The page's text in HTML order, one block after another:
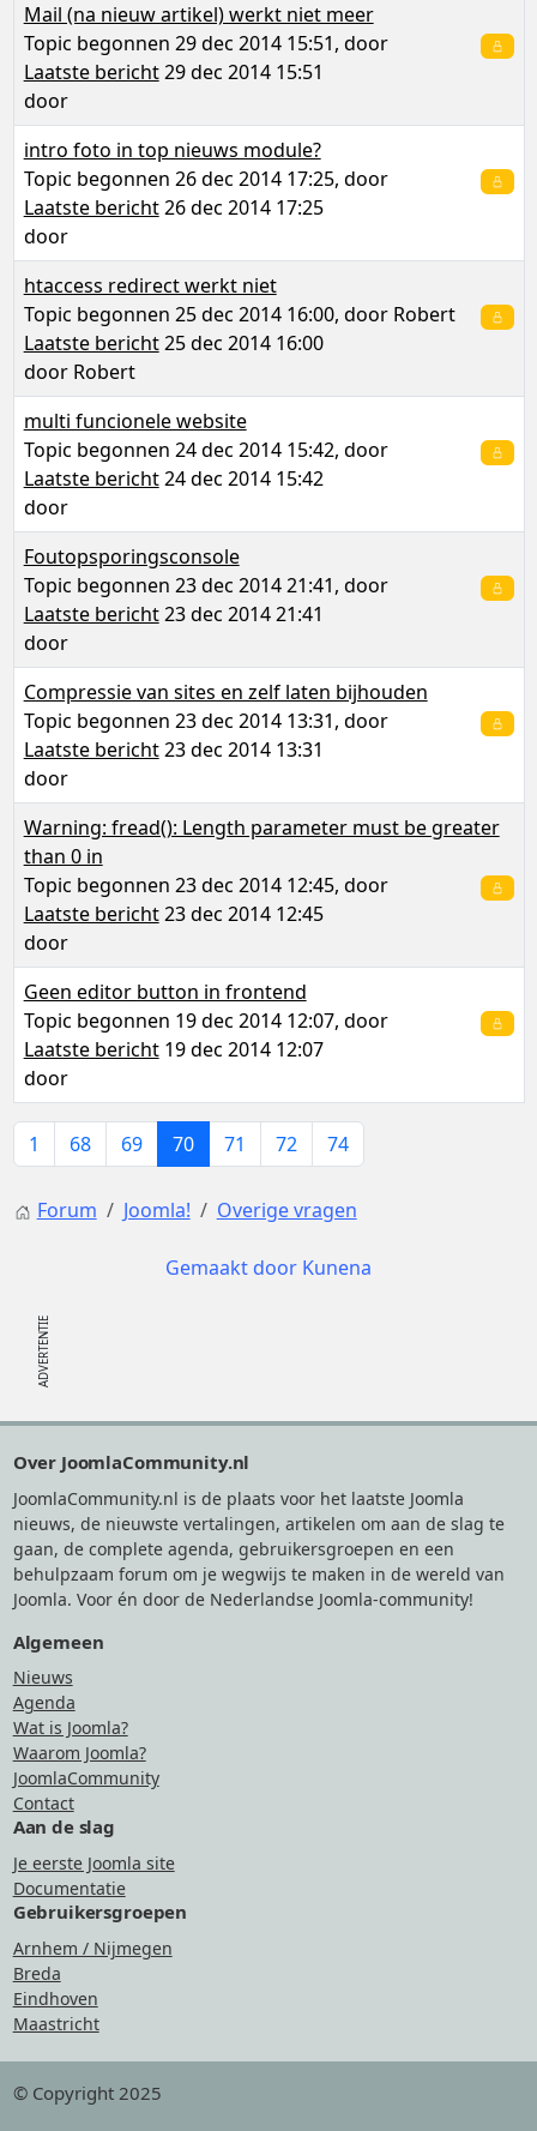
Mail (na nieuw artikel) werkt niet meer
Topic begonnen 29 dec 2014 15:51, door
Laatste bericht29 dec 2014 15:51
door
intro foto in top nieuws module?
Topic begonnen 26 dec 2014 17:25, door
Laatste bericht26 dec 2014 17:25
door
htaccess redirect werkt niet
Topic begonnen 25 dec 2014 16:00, door Robert
Laatste bericht25 dec 2014 16:00
door Robert
multi funcionele website
Topic begonnen 24 dec 2014 15:42, door
Laatste bericht24 dec 2014 15:42
door
Foutopsporingsconsole
Topic begonnen 23 dec 2014 21:41, door
Laatste bericht23 dec 2014 21:41
door
Compressie van sites en zelf laten bijhouden
Topic begonnen 23 dec 2014 13:31, door
Laatste bericht23 dec 2014 13:31
door
Warning: fread(): Length parameter must be greater
than 0 in
Topic begonnen 23 dec 2014 12:45, door
Laatste bericht23 dec 2014 12:45
door
Geen editor button in frontend
Topic begonnen 19 dec 2014 12:07, door
Laatste bericht19 dec 2014 12:07
door
1 68 69 70 71 72 74
Forum Joomla! Overige vragen
Gemaakt door Kunena
Over JoomlaCommunity.nl
JoomlaCommunity.nl is de plaats voor het laatste Joomla
nieuws, de nieuwste vertalingen, artikelen om aan de slag te
gaan, de complete agenda, gebruikersgroepen en een
behulpzaam forum om je wegwijs te maken in de wereld van
Joomla. Voor én door de Nederlandse Joomla-community!
Algemeen
Nieuws
Agenda
Wat is Joomla?
Waarom Joomla?
JoomlaCommunity
Contact
Aan de slag
Je eerste Joomla site
Documentatie
Gebruikersgroepen
Arnhem / Nijmegen
Breda
Eindhoven
Maastricht
© Copyright 2025